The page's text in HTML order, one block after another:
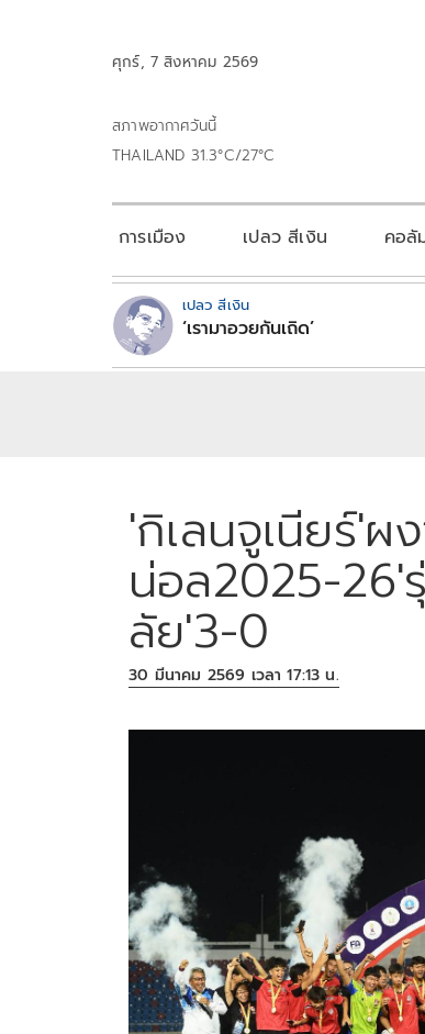
ศุกร์, 7 สิงหาคม 2569
สภาพอากาศวันนี้
THAILAND 31.3°C/27°C
การเมือง เปลว สีเงิน คอลั
เปลว สีเงิน
‘เรามาอวยกันเถิด’
'กิเลนจูเนียร์'
น่อล2025-26'
ลัย'3-0
30 มีนาคม 2569 เวลา 17:13 น.